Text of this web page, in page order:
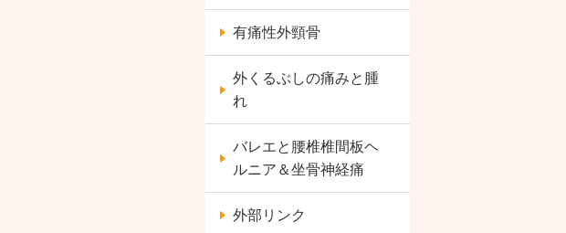
有痛性外頸骨
外くるぶしの痛みと腫
れ
バレエと腰椎椎間板ヘ
ルニア＆坐骨神経痛
外部リンク